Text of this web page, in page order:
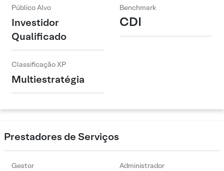
Público Alvo
Investidor
Qualificado
Benchmark
CDI
Classificação XP
Multiestratégia
Prestadores de Serviços
Gestor Administrador